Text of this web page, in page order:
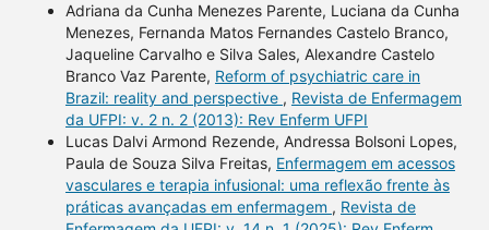
Adriana da Cunha Menezes Parente, Luciana da Cunha
Menezes, Fernanda Matos Fernandes Castelo Branco,
Jaqueline Carvalho e Silva Sales, Alexandre Castelo
Branco Vaz Parente, Reform of psychiatric care in
Brazil: reality and perspective , Revista de Enfermagem
da UFPI: v. 2 n. 2 (2013): Rev Enferm UFPI
Lucas Dalvi Armond Rezende, Andressa Bolsoni Lopes,
Paula de Souza Silva Freitas, Enfermagem em acessos
vasculares e terapia infusional: uma reflexão frente às
práticas avançadas em enfermagem , Revista de